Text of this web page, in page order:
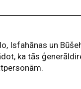
Isfahānas un
ka tās